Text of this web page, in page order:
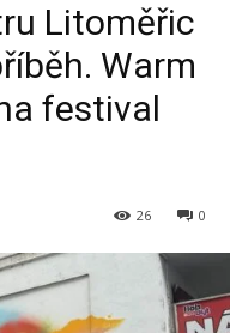
Litoměřic
Warm
festival
0
26